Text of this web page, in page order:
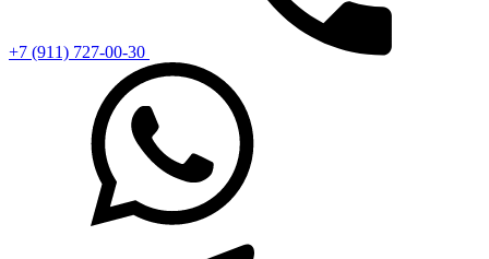
+7 (911) 727-00-30